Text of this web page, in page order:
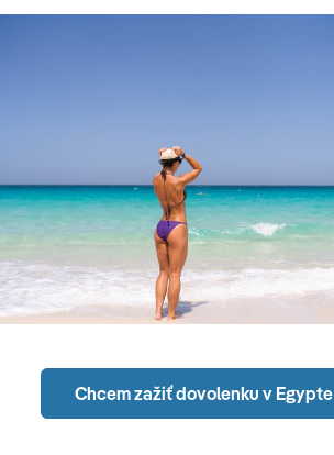
Chcem zažiť dovolenku v Egypte